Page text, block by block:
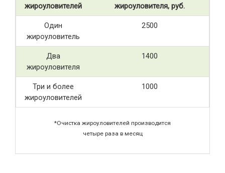
жироуловителей жироуловителя, руб.
Один
жироуловитель
2500
Два
жироуловителя
1400
Три и более
жироуловителей
1000
*Очистка жироуловителей производится
четыре раза в месяц